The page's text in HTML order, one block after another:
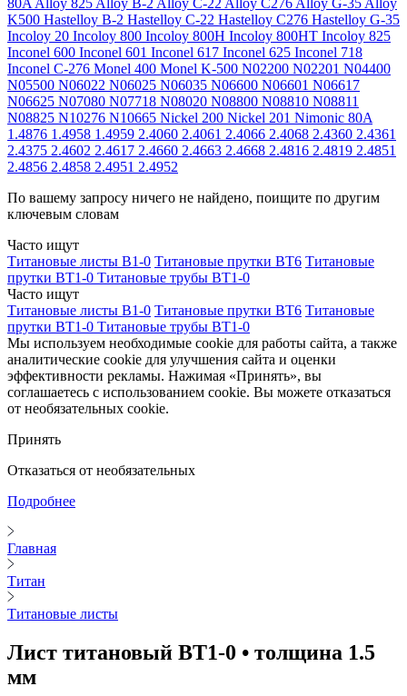
80A Alloy 825 Alloy B-2 Alloy C-22 Alloy C276 Alloy G-35 Alloy
K500 Hastelloy B-2 Hastelloy C-22 Hastelloy C276 Hastelloy G-35
Incoloy 20 Incoloy 800 Incoloy 800H Incoloy 800HT Incoloy 825
Inconel 600 Inconel 601 Inconel 617 Inconel 625 Inconel 718
Inconel C-276 Monel 400 Monel K-500 N02200 N02201 N04400
N05500 N06022 N06025 N06035 N06600 N06601 N06617
N06625 N07080 N07718 N08020 N08800 N08810 N08811
N08825 N10276 N10665 Nickel 200 Nickel 201 Nimonic 80A
1.4876 1.4958 1.4959 2.4060 2.4061 2.4066 2.4068 2.4360 2.4361
2.4375 2.4602 2.4617 2.4660 2.4663 2.4668 2.4816 2.4819 2.4851
2.4856 2.4858 2.4951 2.4952
По вашему запросу ничего не найдено, поищите по другим
ключевым словам
Часто ищут
Титановые листы В1-0 Титановые прутки ВТ6 Титановые
прутки ВТ1-0 Титановые трубы ВТ1-0
Часто ищут
Титановые листы В1-0 Титановые прутки ВТ6 Титановые
прутки ВТ1-0 Титановые трубы ВТ1-0
Мы используем необходимые cookie для работы сайта, а также
аналитические cookie для улучшения сайта и оценки
эффективности рекламы. Нажимая «Принять», вы
соглашаетесь с использованием cookie. Вы можете отказаться
от необязательных cookie.
Принять
Отказаться от необязательных
Подробнее
Главная
Титан
Титановые листы
Лист титановый ВТ1-0 • толщина 1.5
мм